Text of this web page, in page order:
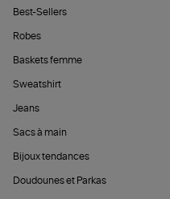
Best-Sellers
Robes
Baskets femme
Sweatshirt
Jeans
Sacs à main
Bijoux tendances
Doudounes et Parkas